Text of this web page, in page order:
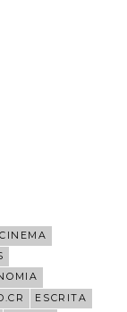
CINEMA
ESCRITA